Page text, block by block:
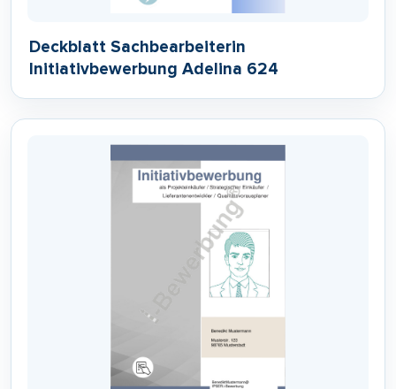
Deckblatt Sachbearbeiterin
Initiativbewerbung Adelina 624